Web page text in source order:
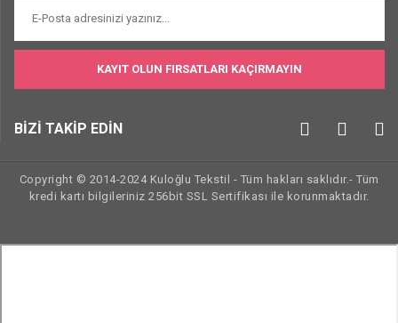
KAYIT OLUN FIRSATLARI KAÇIRMAYIN
BİZİ TAKİP EDİN
Copyright © 2014-2024 Kuloğlu Tekstil - Tüm hakları saklıdır.- Tüm
kredi kartı bilgileriniz 256bit SSL Sertifikası ile korunmaktadır.